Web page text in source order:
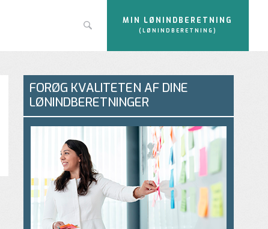
MIN LØNINDBERETNING
(LØNINDBERETNING)
FORØG KVALITETEN AF DINE
LØNINDBERETNINGER